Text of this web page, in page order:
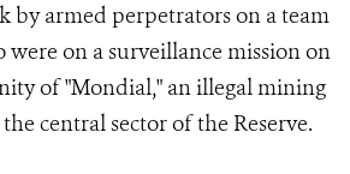
by armed perpetrators on a team
were on a surveillance mission on
of "Mondial," an illegal mining
central sector of the Reserve.